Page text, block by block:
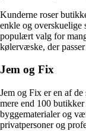
Kunderne roser
enkle og overskuelige
populært valg for
kølervæske, der
Jem og Fix
Jem og Fix er en af
mere end 100
byggematerialer og
privatpersoner og